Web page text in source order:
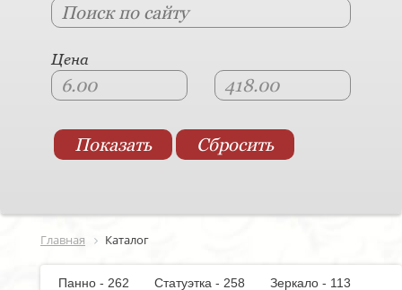
Цена
Главная Каталог
Панно - 262 Статуэтка - 258
Зеркало - 113